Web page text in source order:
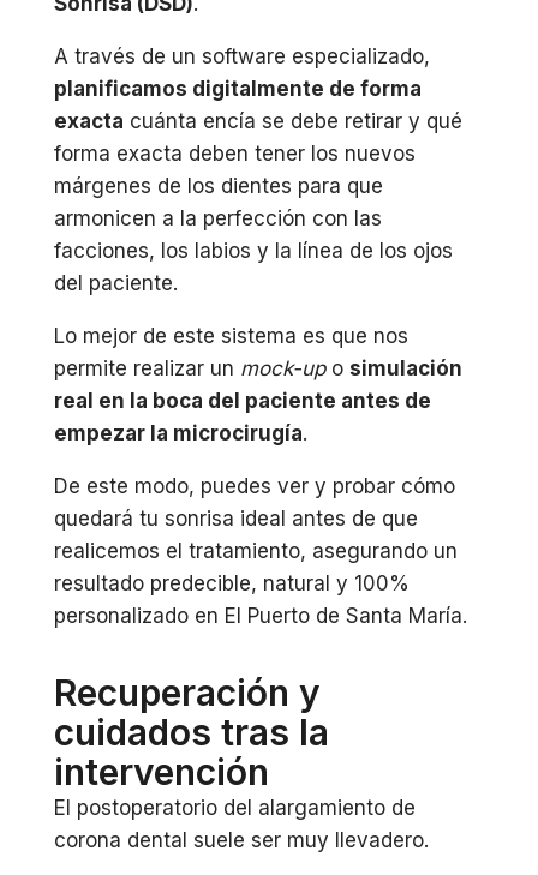
A través de un software especializado,
planificamos digitalmente de forma
exacta cuánta encía se debe retirar y qué
forma exacta deben tener los nuevos
márgenes de los dientes para que
armonicen a la perfección con las
facciones, los labios y la línea de los ojos
del paciente.
Lo mejor de este sistema es que nos
permite realizar un mock-upo simulación
real en la boca del paciente antes de
empezar la microcirugía.
De este modo, puedes ver y probar cómo
quedará tu sonrisa ideal antes de que
realicemos el tratamiento, asegurando un
resultado predecible, natural y 100%
personalizado en El Puerto de Santa María.
Recuperación y
cuidados tras la
intervención
El postoperatorio del alargamiento de
corona dental suele ser muy llevadero.